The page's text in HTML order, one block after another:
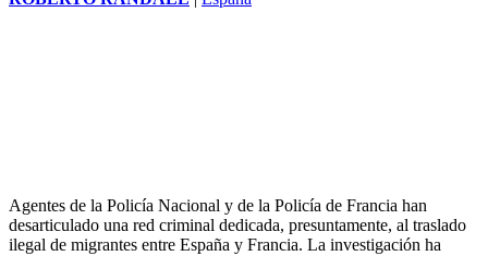
Agentes de la Policía Nacional y de la Policía de Francia han
desarticulado una red criminal dedicada, presuntamente, al traslado
ilegal de migrantes entre España y Francia. La investigación ha